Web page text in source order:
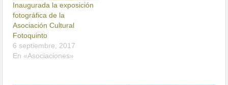
Inaugurada la exposición
fotográfica de la
Asociación Cultural
Fotoquinto
6 septiembre, 2017
En «Asociaciones»